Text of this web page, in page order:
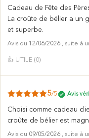
Cadeau de Fête des
La croûte de bélier a un
et superbe.
Avis du 12/06/2026 , suite à
👍 UTILE (0)
5/5 Avis
Choisi comme cadeau
croûte de bélier est
Avis du 09/05/2026 , suite à